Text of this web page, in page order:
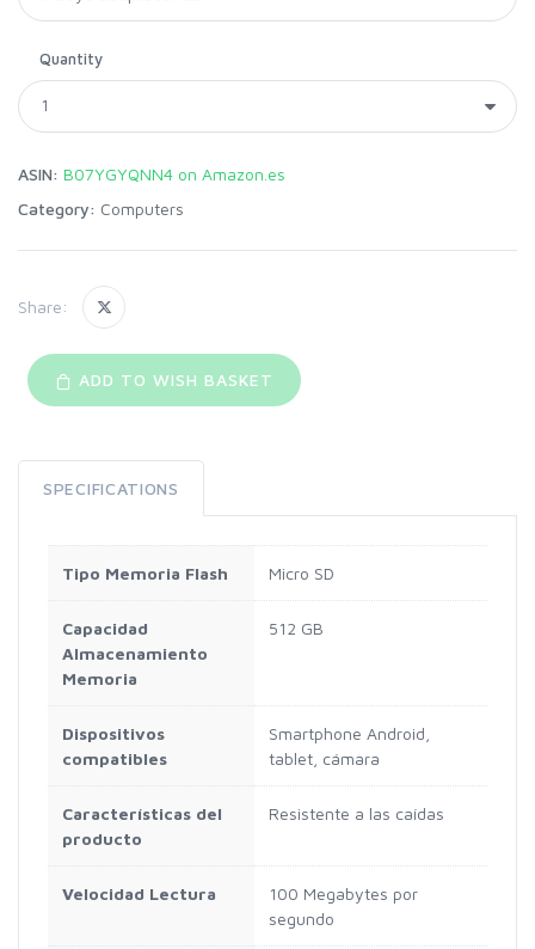
Quantity
ASIN: B07YGYQNN4 on Amazon.es
Category: Computers
Share:
ADD TO WISH BASKET
SPECIFICATIONS
Tipo Memoria Flash Micro SD
Capacidad
Almacenamiento
Memoria
512 GB
Dispositivos
compatibles
Smartphone Android,
tablet, cámara
Características del
producto
Resistente a las caídas
Velocidad Lectura
100 Megabytes por
segundo